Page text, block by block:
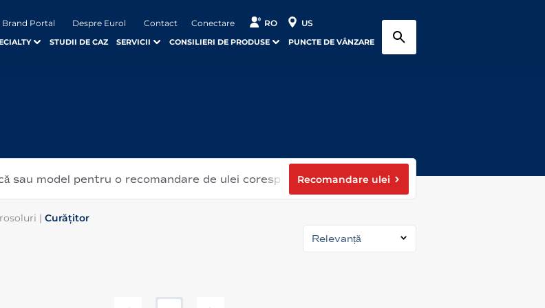
Brand Portal Despre Eurol Contact Conectare RO US
STUDII DE CAZ SERVICII CONSILIERI DE PRODUSE PUNCTE DE VÂNZARE
sau model pentru o recomandare de ulei corespunzătoareRecomandare ulei
|Curățitor
Relevanță